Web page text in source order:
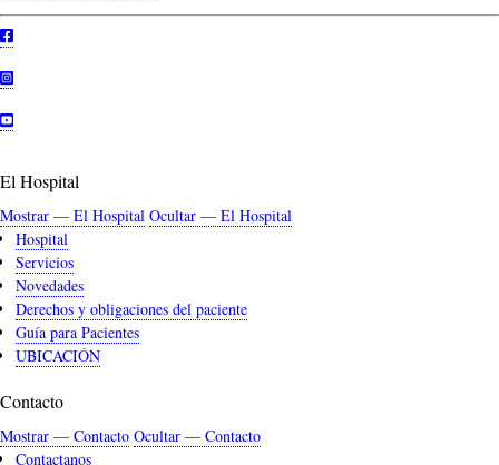
El Hospital
Mostrar — El Hospital Ocultar — El Hospital
Hospital
Servicios
Novedades
Derechos y obligaciones del paciente
Guía para Pacientes
UBICACIÓN
Contacto
Mostrar — Contacto Ocultar — Contacto
Contactanos